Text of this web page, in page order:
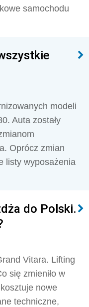
samochodu
modeli
Auta zostały
Oprócz zmian
listy wyposażenia
do Polski.
Vitara. Lifting
się zmieniło w
nowe
techniczne,